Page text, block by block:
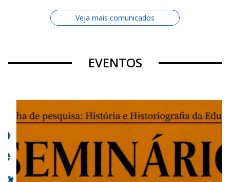
Veja mais comunicados
EVENTOS